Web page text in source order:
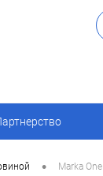
• Marka One